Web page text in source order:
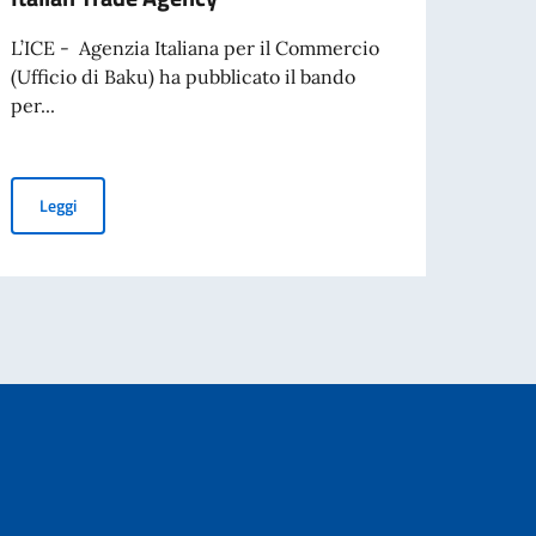
l’espatrio dal 3 agosto
L’ICE - Agenzia Italiana per il Commercio
(Ufficio di Baku) ha pubblicato il bando
per...
LeggiBando per l’assunzione di un assistente analista di mercato